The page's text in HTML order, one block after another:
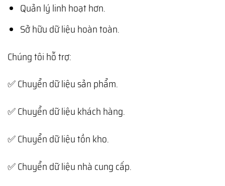
Quản lý linh hoạt hơn.
Sở hữu dữ liệu hoàn toàn.
Chúng tôi hỗ trợ:
✅ Chuyển dữ liệu sản phẩm.
✅ Chuyển dữ liệu khách hàng.
✅ Chuyển dữ liệu tồn kho.
✅ Chuyển dữ liệu nhà cung cấp.